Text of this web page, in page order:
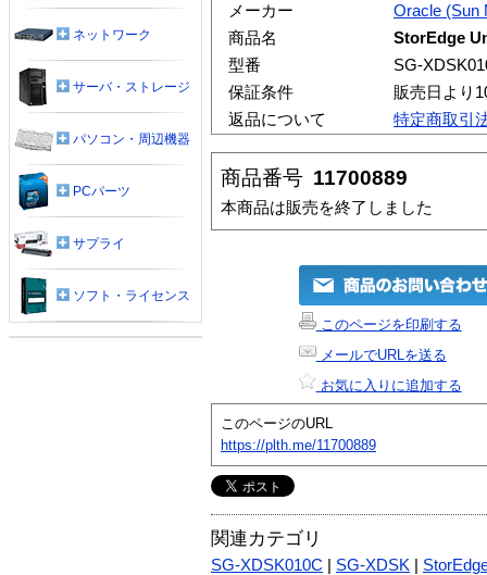
メーカー
Oracle (Sun
商品名
StorEdge
型番
SG-
保証条件
販売日より
返品について
特定商取引
商品番号 11700889
本商品は販売を終了しました
このページを印刷する
メールでURLを送る
お気に入りに追加する
このページのURL
https://plth.me/11700889
関連カテゴリ
SG-XDSK010C SG-XDSK
ネットワーク
サーバ・ストレージ
パソコン・周辺機器
PCパーツ
サプライ
ソフト・ライセンス